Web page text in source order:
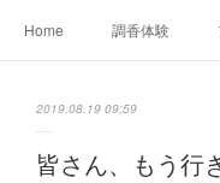
Home 調香体験
2019.08.19 09:59
皆さん、もう行